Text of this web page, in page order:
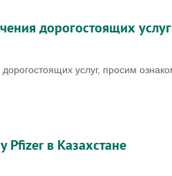
дорогостоящих услуг
услуг, просим
Pfizer в Казахстане